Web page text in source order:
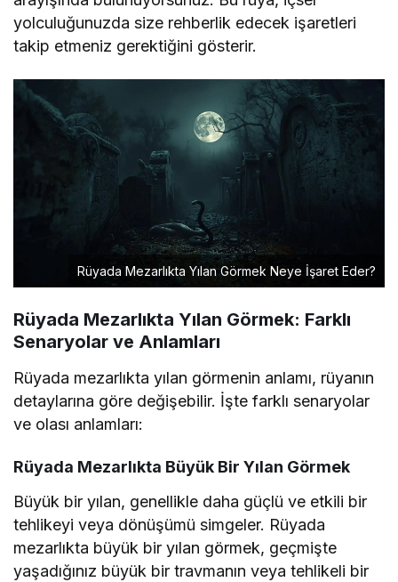
yolculuğunuzda size rehberlik edecek işaretleri
takip etmeniz gerektiğini gösterir.
Rüyada Mezarlıkta Yılan Görmek Neye İşaret Eder?
Rüyada Mezarlıkta Yılan Görmek: Farklı
Senaryolar ve Anlamları
Rüyada mezarlıkta yılan görmenin anlamı, rüyanın
detaylarına göre değişebilir. İşte farklı senaryolar
ve olası anlamları:
Rüyada Mezarlıkta Büyük Bir Yılan Görmek
Büyük bir yılan, genellikle daha güçlü ve etkili bir
tehlikeyi veya dönüşümü simgeler. Rüyada
mezarlıkta büyük bir yılan görmek, geçmişte
yaşadığınız büyük bir travmanın veya tehlikeli bir